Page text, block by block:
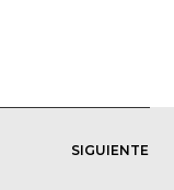
SIGUIENTE